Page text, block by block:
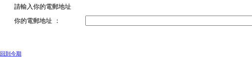
請輸入你的電郵地址
你的電郵地址 ：
回到今期